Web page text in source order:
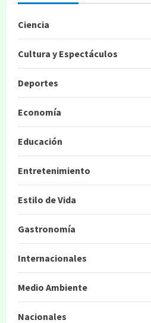
Ciencia
Cultura y Espectáculos
Deportes
Economía
Educación
Entretenimiento
Estilo de Vida
Gastronomía
Internacionales
Medio Ambiente
Nacionales